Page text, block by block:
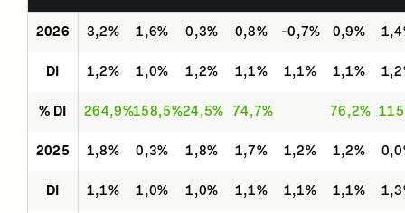
2026 3,2% 1,6% 0,3% 0,8% -0,7% 0,9%
DI 1,2% 1,0% 1,2% 1,1% 1,1% 1,1%
% DI 264,9%158,5%24,5% 74,7% 76,2%
2025 1,8% 0,3% 1,8% 1,7% 1,2% 1,2%
DI 1,1% 1,0% 1,0% 1,1% 1,1% 1,1%